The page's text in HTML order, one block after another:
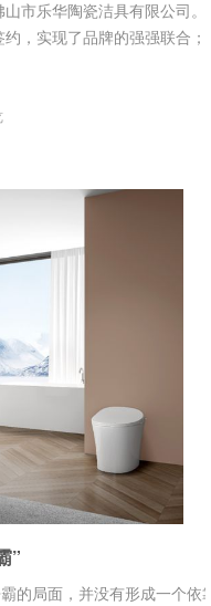
市乐华陶瓷洁具有限公司
，实现了品牌的强强联合
”
的局面，并没有形成一个